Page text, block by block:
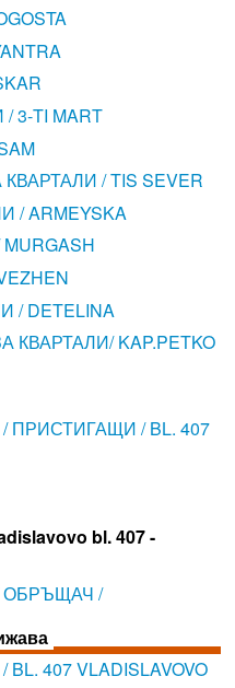
3-TI MART
/ TIS SEVER
/ ARMEYSKA
/ DETELINA
KAP.PETKO
ПРИСТИГАЩИ / BL. 407
bl. 407 -
ОБРЪЩАЧ /
407 VLADISLAVOVO